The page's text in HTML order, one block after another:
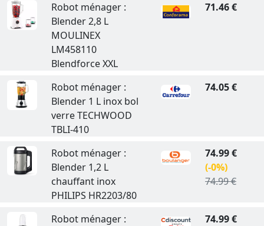
Robot ménager :
Blender 2,8 L
MOULINEX
LM458110
Blendforce XXL
71.46 €
Robot ménager :
Blender 1 L inox bol
verre TECHWOOD
TBLI-410
74.05 €
Robot ménager :
Blender 1,2 L
chauffant inox
PHILIPS HR2203/80
74.99 €
(-0%)
74.99 €
Robot ménager :
74.99 €